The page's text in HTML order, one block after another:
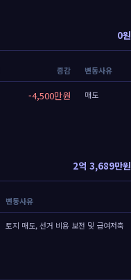
0원
증감 변동사유
-4,500만원 매도
2억 3,689만원
변동사유
토지 매도, 선거 비용 보전 및 급여저축